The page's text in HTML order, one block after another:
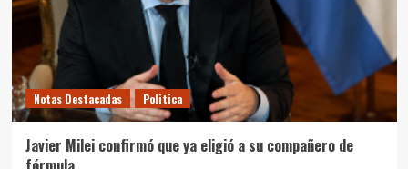
Notas Destacadas Politica
Javier Milei confirmó que ya eligió a su compañero de